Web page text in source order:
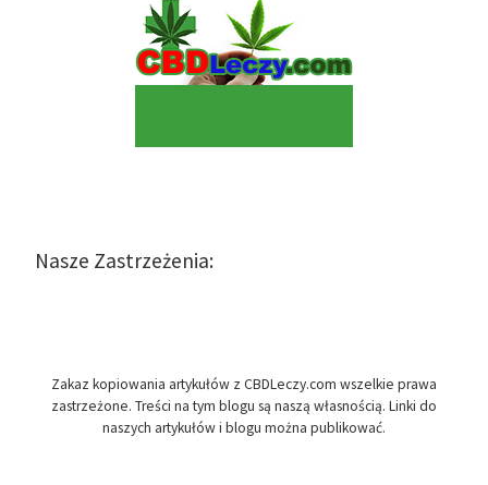
Nasze Zastrzeżenia:
Zakaz kopiowania artykułów z CBDLeczy.com wszelkie prawa
zastrzeżone. Treści na tym blogu są naszą własnością. Linki do
naszych artykułów i blogu można publikować.